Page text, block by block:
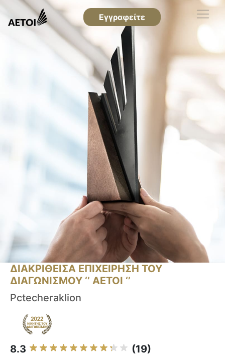
Εγγραφείτε
ΔΙΑΚΡΙΘΕΙΣΑ ΕΠΙΧΕΙΡΗΣΗ ΤΟΥ
ΔΙΑΓΩΝΙΣΜΟΥ ‘’ ΑΕΤΟΙ ‘’
Pctecheraklion
8.3 (19)